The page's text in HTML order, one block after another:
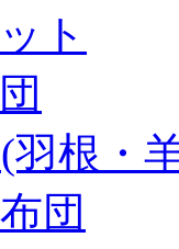
ト
根・
団